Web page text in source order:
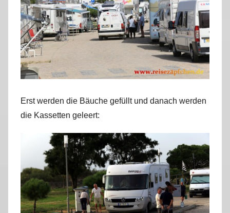
Erst werden die Bäuche gefüllt und danach werden
die Kassetten geleert: